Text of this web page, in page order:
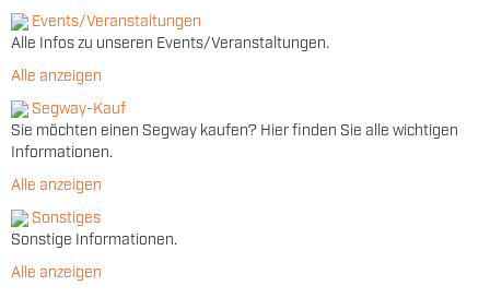
Events/Veranstaltungen
Alle Infos zu unseren Events/Veranstaltungen.
Alle anzeigen
Segway-Kauf
Sie möchten einen Segway kaufen? Hier finden Sie alle wichtigen
Informationen.
Alle anzeigen
Sonstiges
Sonstige Informationen.
Alle anzeigen